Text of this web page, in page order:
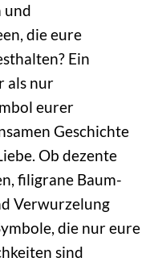
und
die eure
Ein
als nur
eurer
Geschichte
Ob dezente
filigrane Baum-
Verwurzelung
die nur eure
sind